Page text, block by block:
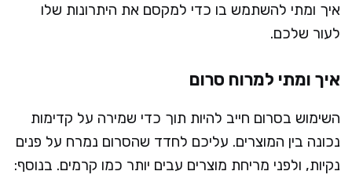
איך ומתי להשתמש בו כדי למקסם את היתרונות שלו
לעור שלכם.
איך ומתי למרוח סרום
השימוש בסרום חייב להיות תוך כדי שמירה על קדימות
נכונה בין המוצרים. עליכם לחדד שהסרום נמרח על פנים
נקיות, ולפני מריחת מוצרים עבים יותר כמו קרמים. בנוסף: